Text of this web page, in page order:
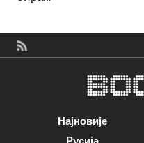
Најновије
Русија